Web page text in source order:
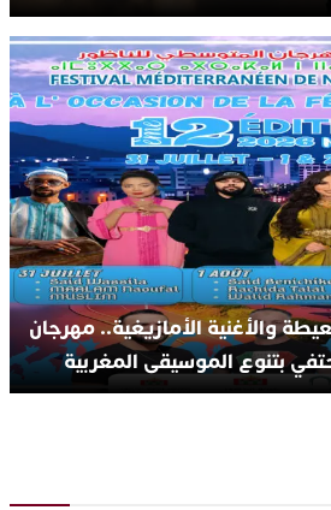
والأغنية الأمازيغية.. مهرجان
بتنوع الموسيقى المغربية